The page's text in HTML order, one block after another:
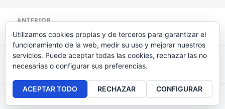
de
entradas
ANTERIOR
Entrada
anterior:
VI Asamblea general de la Asociación
SIGUIENTE
Entrada
siguiente:
Cata de preparación al verano de 2022
Aviso legal, políticas deprivacidadycookies.
Utilizamos cookies propias y de terceros para garantizar el
funcionamiento de la web, medir su uso y mejorar nuestros
servicios. Puede aceptar todas las cookies, rechazar las no
necesarias o configurar sus preferencias.
ACEPTAR TODO RECHAZAR CONFIGURAR